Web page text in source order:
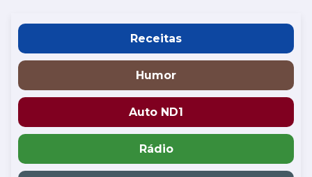
Receitas
Humor
Auto ND1
Rádio